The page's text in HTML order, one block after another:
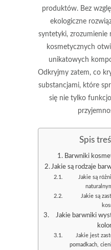
produktów. Bez
ekologiczne
syntetyki,
kosmetycznych
unikatowych
Odkryjmy zatem, co
substancjami, które
się nie tylko
Spis
Barwniki
Jakie są rodzaje
Jakie są
Jakie są
Jakie barwniki
Jakie jest
pomadkach,